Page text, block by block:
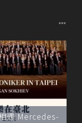
遇 Mercedes-